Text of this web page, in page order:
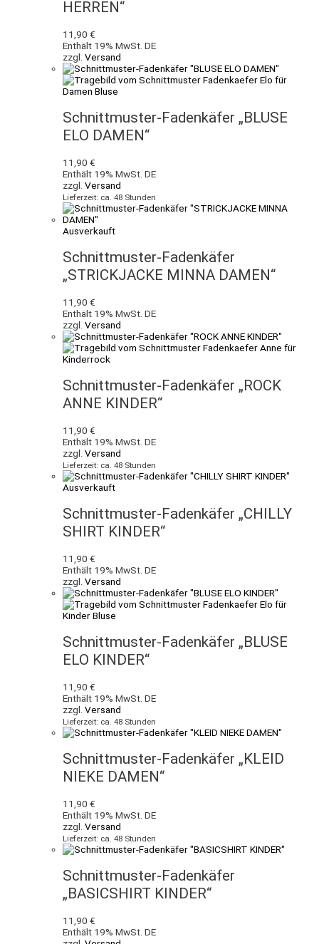
HERREN“
11,90 €
Enthält 19% MwSt. DE
zzgl. Versand
Schnittmuster-Fadenkäfer „BLUSE
ELO DAMEN“
11,90 €
Enthält 19% MwSt. DE
zzgl. Versand
Lieferzeit: ca. 48 Stunden
Ausverkauft
Schnittmuster-Fadenkäfer
„STRICKJACKE MINNA DAMEN“
11,90 €
Enthält 19% MwSt. DE
zzgl. Versand
Schnittmuster-Fadenkäfer „ROCK
ANNE KINDER“
11,90 €
Enthält 19% MwSt. DE
zzgl. Versand
Lieferzeit: ca. 48 Stunden
Ausverkauft
Schnittmuster-Fadenkäfer „CHILLY
SHIRT KINDER“
11,90 €
Enthält 19% MwSt. DE
zzgl. Versand
Schnittmuster-Fadenkäfer „BLUSE
ELO KINDER“
11,90 €
Enthält 19% MwSt. DE
zzgl. Versand
Lieferzeit: ca. 48 Stunden
Schnittmuster-Fadenkäfer „KLEID
NIEKE DAMEN“
11,90 €
Enthält 19% MwSt. DE
zzgl. Versand
Lieferzeit: ca. 48 Stunden
Schnittmuster-Fadenkäfer
„BASICSHIRT KINDER“
11,90 €
Enthält 19% MwSt. DE